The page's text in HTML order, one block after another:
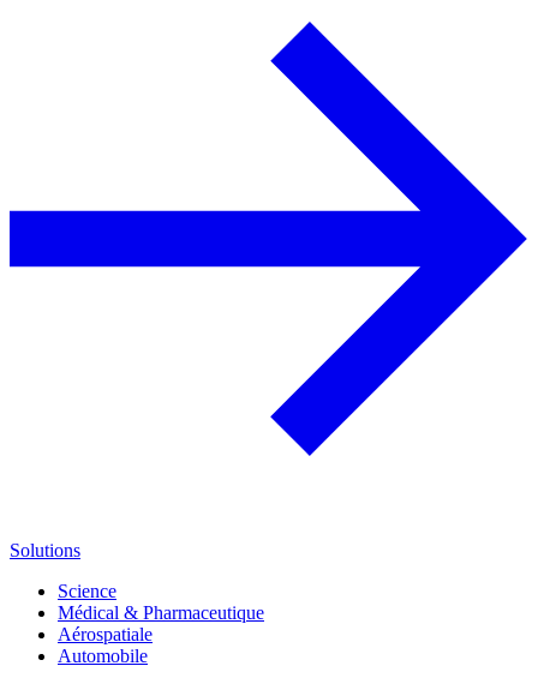
Solutions
Science
Médical & Pharmaceutique
Aérospatiale
Automobile